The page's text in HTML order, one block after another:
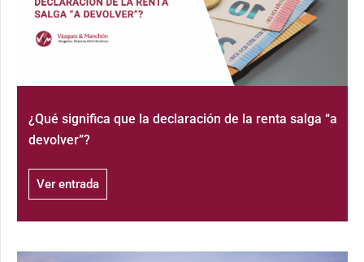
¿Qué significa que la declaración de la renta salga “a
devolver”?
Ver entrada